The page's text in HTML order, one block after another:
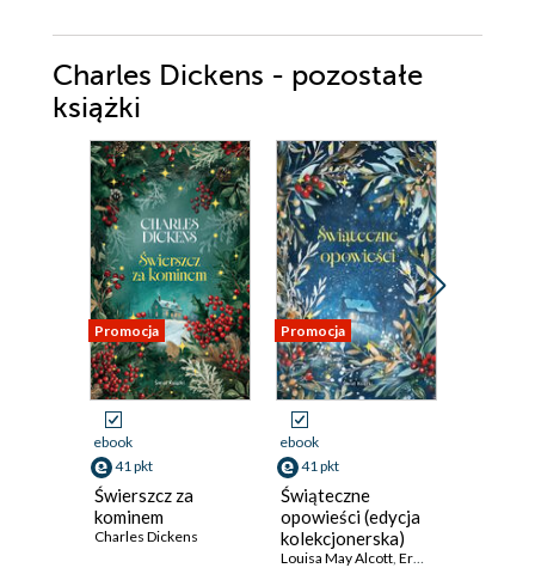
Charles Dickens - pozostałe
książki
Promocja
ebook
41 pkt
Świerszcz za
kominem
Charles Dickens
Promocja
ebook
41 pkt
Świąteczne
opowieści (edycja
kolekcjonerska)
Louisa May Alcott Ernst T.A. Hoffmann